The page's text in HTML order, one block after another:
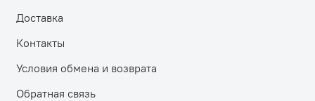
Доставка
Контакты
Условия обмена и возврата
Обратная связь